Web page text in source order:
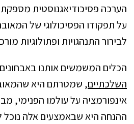
הערכה פסיכודיאגנוסטית מספקת
על תפקודו הפסיכולוגי של
לבירור התנהגויות ופתולוגיות
הכלים המשמשים אותנו
השלכתיים, שמטרתם היא
אינפורמציה על עולמו הפנימי,
ההנחה היא שבאמצעים אלה